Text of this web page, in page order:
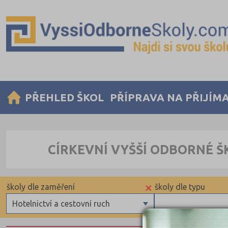
PŘEHLED ŠKOL PŘÍPRAVA NA
CÍRKEVNÍ VYŠŠÍ ODBORNÉ
školy dle typu
×
Hotelnictví a cestovní ruch
školy dle zaměření